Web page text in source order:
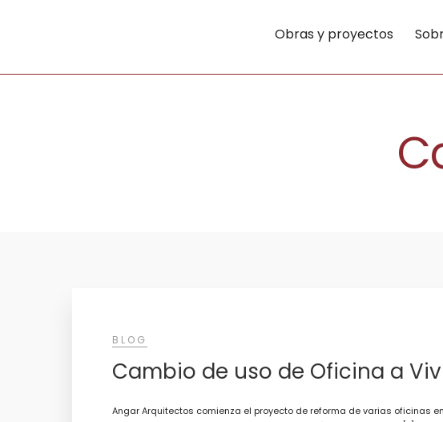
Obras y proyectos
BLOG
Cambio de uso de Oficina a
Angar Arquitectos comienza el proyecto de reforma de varias oficinas